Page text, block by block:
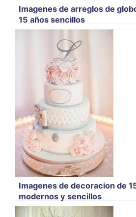
Imagenes de arreglos de
15 años sencillos
Imagenes de decoracion de
modernos y sencillos